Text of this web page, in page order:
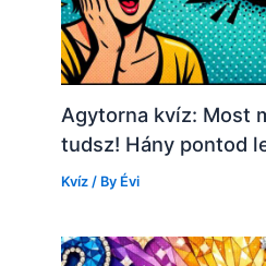
Agytorna kvíz: Most
tudsz! Hány pontod
Kvíz / By Évi